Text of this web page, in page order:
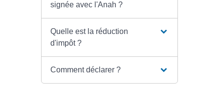
signée avec l'Anah ?
Quelle est la réduction
d'impôt ?
Comment déclarer ?